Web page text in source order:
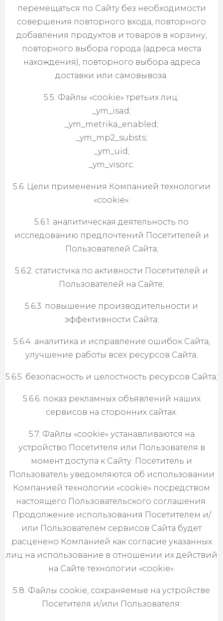
перемещаться по Сайту без необходимости
совершения повторного входа, повторного
добавления продуктов и товаров в корзину,
повторного выбора города (адреса места
нахождения), повторного выбора адреса
доставки или самовывоза.
5.5. Файлы «cookie» третьих лиц:
_ym_isad;
_ym_metrika_enabled;
_ym_mp2_substs;
_ym_uid;
_ym_visorc.
5.6. Цели применения Компанией технологии
«cookie»:
5.6.1. аналитическая деятельность по
исследованию предпочтений Посетителей и
Пользователей Сайта;
5.6.2. статистика по активности Посетителей и
Пользователей на Сайте;
5.6.3. повышение производительности и
эффективности Сайта;
5.6.4. аналитика и исправление ошибок Сайта,
улучшение работы всех ресурсов Сайта;
5.6.5. безопасность и целостность ресурсов Сайта;
5.6.6. показ рекламных объявлений наших
сервисов на сторонних сайтах.
5.7. Файлы «cookie» устанавливаются на
устройство Посетителя или Пользователя в
момент доступа к Сайту. Посетитель и
Пользователь уведомляются об использовании
Компанией технологии «cookie» посредством
настоящего Пользовательского соглашения.
Продолжение использования Посетителем и/
или Пользователем сервисов Сайта будет
расценено Компанией как согласие указанных
лиц на использование в отношении их действий
на Сайте технологии «cookie».
5.8. Файлы cookie, сохраняемые на устройстве
Посетителя и/или Пользователя: